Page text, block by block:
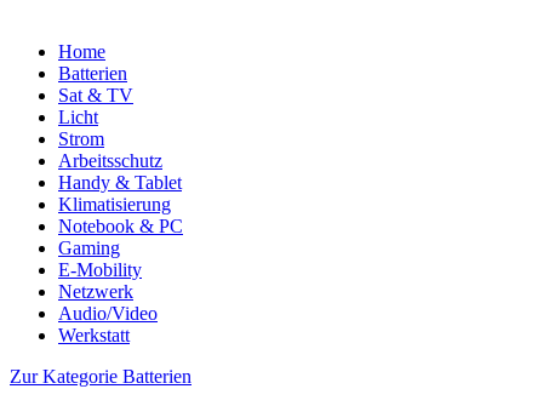
Home
Batterien
Sat & TV
Licht
Strom
Arbeitsschutz
Handy & Tablet
Klimatisierung
Notebook & PC
Gaming
E-Mobility
Netzwerk
Audio/Video
Werkstatt
Zur Kategorie Batterien